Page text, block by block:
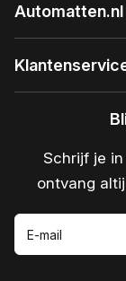
Automatten.nl
Schrijf je
ontvang
E-mail